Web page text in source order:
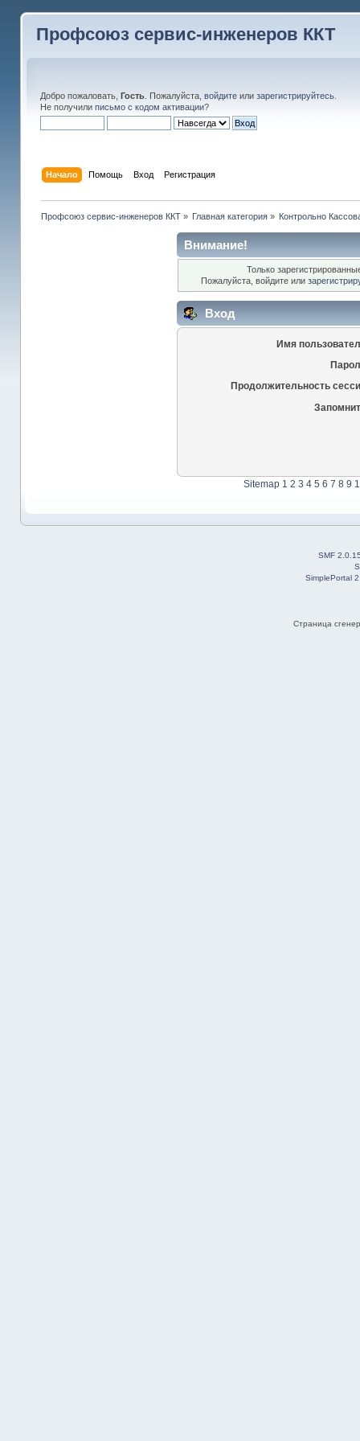
Профсоюз сервис-инженеров ККТ
Добро пожаловать, Гость. Пожалуйста, войдитеили зарегистрируйтесь.
Не получили письмо с кодом активации?
Начало Помощь Вход Регистрация
Профсоюз сервис-инженеров ККТ» Главная категория » Контрольно
Внимание!
Только
Пожалуйста, войдите или
Вход
Имя
Продолжительность
Sitemap 1 2 3 4 5 6 7 8 9
SMF
SimplePortal
Страница